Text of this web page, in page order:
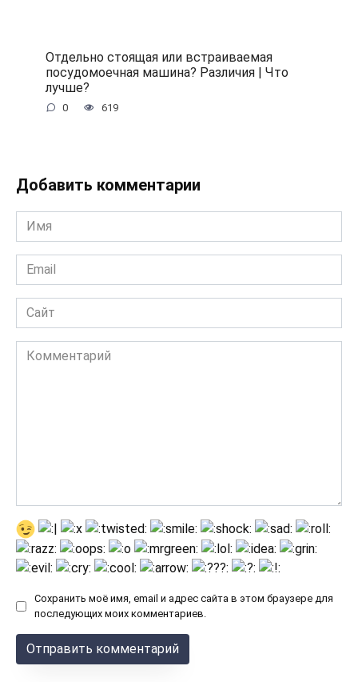
Отдельно стоящая или встраиваемая
посудомоечная машина? Различия | Что
лучше?
0 619
Добавить комментарии
Имя
*
Email
*
Сайт
Комментарий
Сохранить моё имя, email и адрес сайта в этом браузере для
последующих моих комментариев.